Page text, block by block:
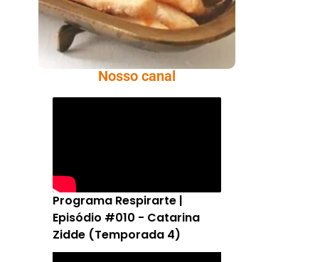
Nosso canal
Programa Respirarte |
Episódio #010 - Catarina
Zidde (Temporada 4)